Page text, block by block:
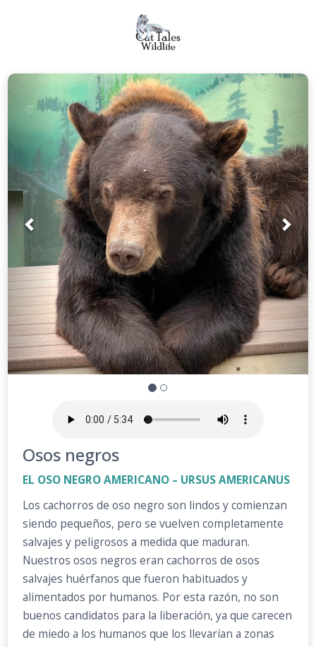
Prev Próx
Osos negros
EL OSO NEGRO AMERICANO – URSUS AMERICANUS
Los cachorros de oso negro son lindos y comienzan
siendo pequeños, pero se vuelven completamente
salvajes y peligrosos a medida que maduran.
Nuestros osos negros eran cachorros de osos
salvajes huérfanos que fueron habituados y
alimentados por humanos. Por esta razón, no son
buenos candidatos para la liberación, ya que carecen
de miedo a los humanos que los llevarían a zonas